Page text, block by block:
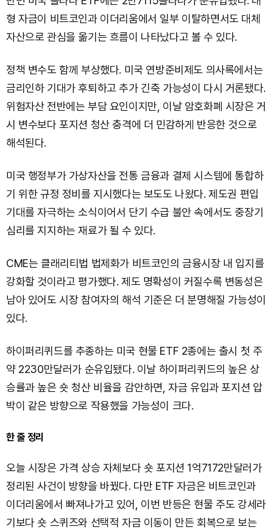
형 자금이 비트코인과 이더리움에서 일부 이탈하면서도 대체
자산으로 관심을 옮기는 흐름이 나타났다고 볼 수 있다.
정책 변수도 함께 부상했다. 미국 연방준비제도 의사록에서는
금리인하 기대가 후퇴하고 추가 긴축 가능성이 다시 거론됐다.
위험자산 전반에는 부담 요인이지만, 이날 암호화폐 시장은 거
시 변수보다 포지션 청산 충격에 더 민감하게 반응한 것으로
해석된다.
미국 행정부가 가상자산을 전통 금융과 결제 시스템에 통합하
기 위한 규정 정비를 지시했다는 보도도 나왔다. 제도권 편입
기대를 자극하는 소식이어서 단기 수급 불안 속에서도 중장기
심리를 지지하는 재료가 될 수 있다.
CME는 클래리티법 법제화가 비트코인의 금융시장 내 입지를
강화할 것이라고 평가했다. 제도 명확성이 커질수록 변동성은
남아 있어도 시장 참여자의 해석 기준은 더 분명해질 가능성이
있다.
하이퍼리퀴드를 추종하는 미국 현물 ETF 2종에는 출시 첫 주
약 2230만달러가 순유입됐다. 이날 하이퍼리퀴드의 높은 상
승률과 높은 숏 청산 비율을 감안하면, 자금 유입과 포지션 압
박이 같은 방향으로 작용했을 가능성이 크다.
한 줄 정리
오늘 시장은 가격 상승 자체보다 숏 포지션 1억7172만달러가
정리된 사건이 방향을 바꿨다. 다만 ETF 자금은 비트코인과
이더리움에서 빠져나가고 있어, 이번 반등은 현물 주도 강세라
기보다 숏 스퀴즈와 선택적 자금 이동이 만든 회복으로 보는